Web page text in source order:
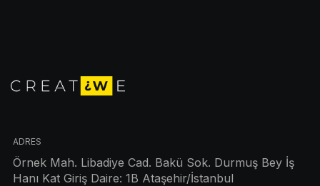
ADRES
Örnek Mah. Libadiye Cad. Bakü Sok. Durmuş Bey İş
Hanı Kat Giriş Daire: 1B Ataşehir/İstanbul